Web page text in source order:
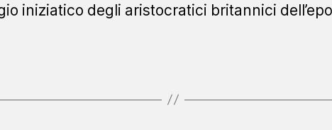
iniziatico degli aristocratici britannici